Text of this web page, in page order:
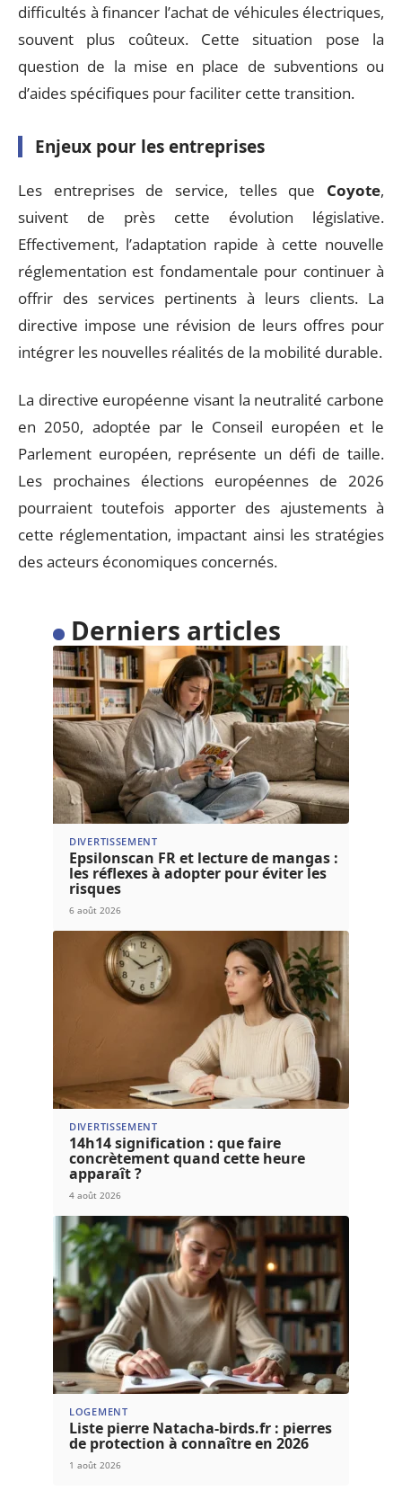
difficultés à financer l’achat de véhicules électriques,
souvent plus coûteux. Cette situation pose la
question de la mise en place de subventions ou
d’aides spécifiques pour faciliter cette transition.
Enjeux pour les entreprises
Les entreprises de service, telles que Coyote,
suivent de près cette évolution législative.
Effectivement, l’adaptation rapide à cette nouvelle
réglementation est fondamentale pour continuer à
offrir des services pertinents à leurs clients. La
directive impose une révision de leurs offres pour
intégrer les nouvelles réalités de la mobilité durable.
La directive européenne visant la neutralité carbone
en 2050, adoptée par le Conseil européen et le
Parlement européen, représente un défi de taille.
Les prochaines élections européennes de 2026
pourraient toutefois apporter des ajustements à
cette réglementation, impactant ainsi les stratégies
des acteurs économiques concernés.
Derniers articles
DIVERTISSEMENT
Epsilonscan FR et lecture de mangas :
les réflexes à adopter pour éviter les
risques
6 août 2026
DIVERTISSEMENT
14h14 signification : que faire
concrètement quand cette heure
apparaît ?
4 août 2026
LOGEMENT
Liste pierre Natacha-birds.fr : pierres
de protection à connaître en 2026
1 août 2026